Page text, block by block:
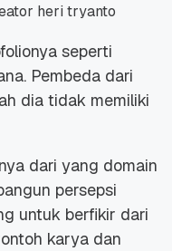
heri tryanto
seperti
Pembeda dari
dia tidak memiliki
dari yang domain
persepsi
untuk berfikir dari
karya dan